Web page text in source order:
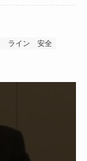
ライン
安全